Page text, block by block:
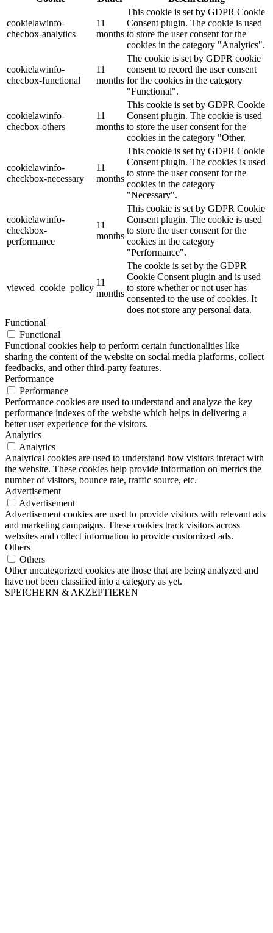
cookielawinfo-
checbox-analytics
11
months
This cookie is set by GDPR Cookie
Consent plugin. The cookie is used
to store the user consent for the
cookies in the category "Analytics".
cookielawinfo-
checbox-functional
11
months
The cookie is set by GDPR cookie
consent to record the user consent
for the cookies in the category
"Functional".
cookielawinfo-
checbox-others
11
months
This cookie is set by GDPR Cookie
Consent plugin. The cookie is used
to store the user consent for the
cookies in the category "Other.
cookielawinfo-
checkbox-necessary
11
months
This cookie is set by GDPR Cookie
Consent plugin. The cookies is used
to store the user consent for the
cookies in the category
"Necessary".
cookielawinfo-
checkbox-
performance
11
months
This cookie is set by GDPR Cookie
Consent plugin. The cookie is used
to store the user consent for the
cookies in the category
"Performance".
viewed_cookie_policy
11
months
The cookie is set by the GDPR
Cookie Consent plugin and is used
to store whether or not user has
consented to the use of cookies. It
does not store any personal data.
Functional
Functional
Functional cookies help to perform certain functionalities like
sharing the content of the website on social media platforms, collect
feedbacks, and other third-party features.
Performance
Performance
Performance cookies are used to understand and analyze the key
performance indexes of the website which helps in delivering a
better user experience for the visitors.
Analytics
Analytics
Analytical cookies are used to understand how visitors interact with
the website. These cookies help provide information on metrics the
number of visitors, bounce rate, traffic source, etc.
Advertisement
Advertisement
Advertisement cookies are used to provide visitors with relevant ads
and marketing campaigns. These cookies track visitors across
websites and collect information to provide customized ads.
Others
Others
Other uncategorized cookies are those that are being analyzed and
have not been classified into a category as yet.
SPEICHERN & AKZEPTIEREN